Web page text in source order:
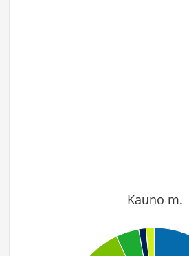
Kauno m.